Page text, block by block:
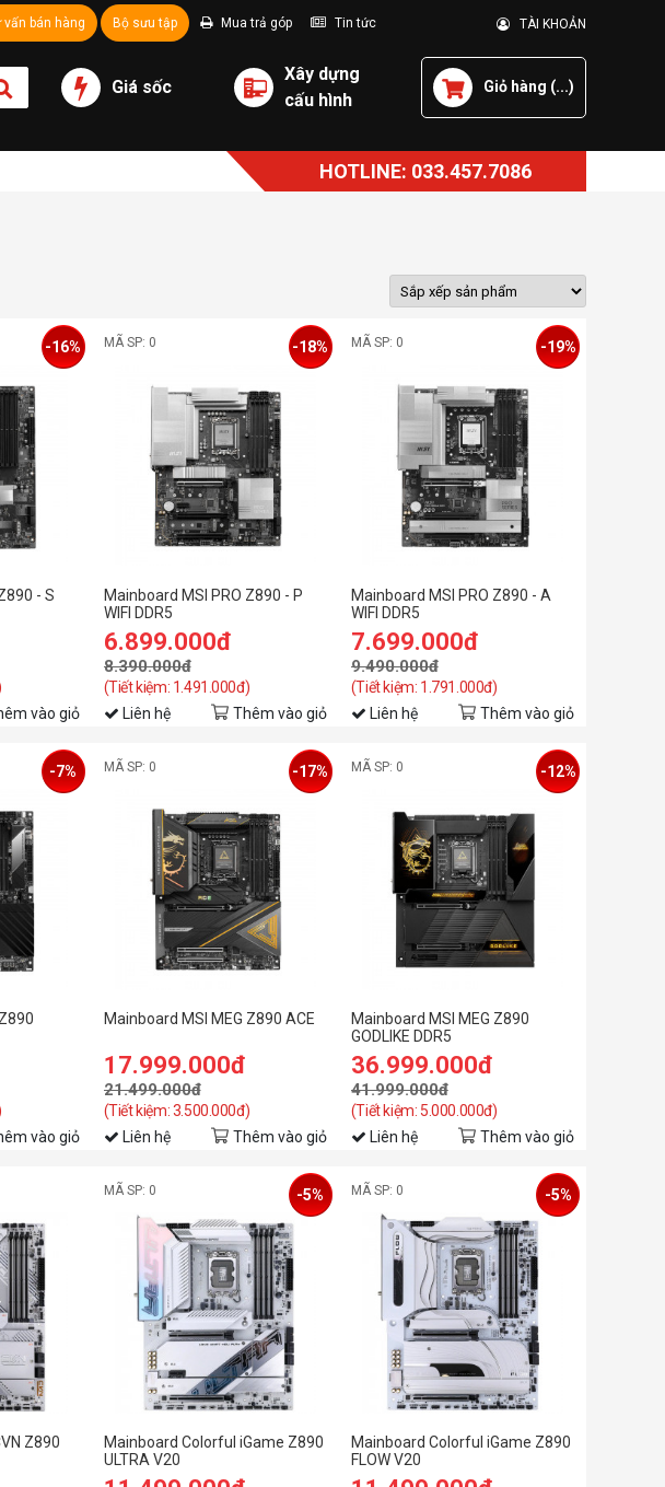
vấn bán hàng Bộ sưu tập Mua trả góp Tin tức TÀI KHOẢN
Giá sốc
Xây dựng
cấu hình
Giỏ hàng (...)
HOTLINE: 033.457.7086
- S
-16%
vào giỏ
MÃ SP: 0
Mainboard MSI PRO Z890 - P
WIFI DDR5
6.899.000đ
8.390.000đ
(Tiết kiệm: 1.491.000đ)
-18%
Liên hệ Thêm vào giỏ
MÃ SP: 0
Mainboard MSI PRO Z890 - A
WIFI DDR5
7.699.000đ
9.490.000đ
(Tiết kiệm: 1.791.000đ)
-19%
Liên hệ Thêm vào giỏ
-7%
vào giỏ
MÃ SP: 0
Mainboard MSI MEG Z890 ACE
17.999.000đ
21.499.000đ
(Tiết kiệm: 3.500.000đ)
-17%
Liên hệ Thêm vào giỏ
MÃ SP: 0
Mainboard MSI MEG Z890
GODLIKE DDR5
36.999.000đ
41.999.000đ
(Tiết kiệm: 5.000.000đ)
-12%
Liên hệ Thêm vào giỏ
Z890
MÃ SP: 0
Mainboard Colorful iGame Z890
ULTRA V20
-5% MÃ SP: 0
Mainboard Colorful iGame Z890
FLOW V20
-5%